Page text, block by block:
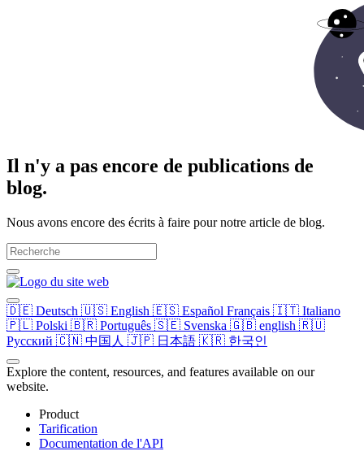
Il n'y a pas encore de publications de
blog.
Nous avons encore des écrits à faire pour notre article de blog.
🇩🇪 Deutsch 🇺🇸 English 🇪🇸 Español Français 🇮🇹 Italiano
🇵🇱 Polski 🇧🇷 Português 🇸🇪 Svenska 🇬🇧 english 🇷🇺
Русский 🇨🇳 中国人 🇯🇵 日本語 🇰🇷 한국인
Explore the content, resources, and features available on our
website.
Product
Tarification
Documentation de l'API